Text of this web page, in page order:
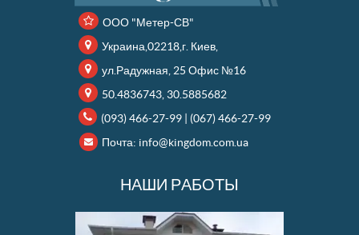
ООО "Метер-СВ"
Украина,02218,г. Киев,
ул.Радужная, 25 Офис №16
50.4836743, 30.5885682
(093) 466-27-99
(067) 466-27-99
Почта: info@kingdom.com.ua
НАШИ РАБОТЫ